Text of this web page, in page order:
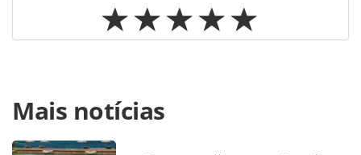
https://www.panrotas.com.br/gente/movimentacao/2024/
falcao-ex-bcd-e-nomeado-vice-presidente-de-eventos-da-
avipam_206871.html ou as ferramentas oferecidas na
Mais notícias